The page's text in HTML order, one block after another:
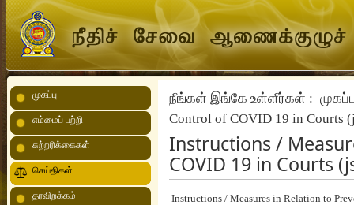
நீங்கள் இங்கே உள்ளீர்கள் :
Control of COVID 19 in Courts
Instructions /
COVID 19 in Courts
Instructions / Measures in Relation to
முகப்பு
எம்மைப் பற்றி
சுற்றரிக்கைகள்
செய்திகள்
தரவிறக்கம்